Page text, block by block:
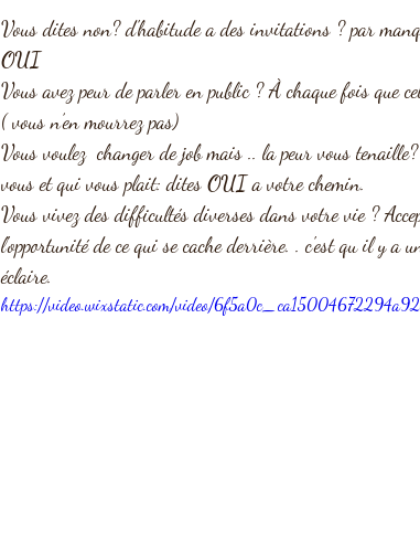
Vous dites non? d'habitude a des invitations ? par
OUI
Vous avez peur de parler en public ? À chaque fois que
( vous n’en mourrez pas)
Vous voulez  changer de job mais .. la peur vous
vous et qui vous plait: dites OUI a votre chemin.
Vous vivez des difficultés diverses dans votre vie ?
l'opportunité de ce qui se cache derrière. . c'est qu il y a
éclaire.
https://video.wixstatic.com/video/